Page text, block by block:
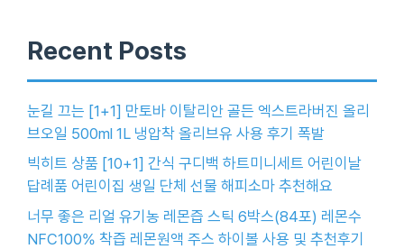
Recent Posts
눈길 끄는 [1+1] 만토바 이탈리안 골든 엑스트라버진 올리
브오일 500ml 1L 냉압착 올리브유 사용 후기 폭발
빅히트 상품 [10+1] 간식 구디백 하트미니세트 어린이날
답례품 어린이집 생일 단체 선물 해피소마 추천해요
너무 좋은 리얼 유기농 레몬즙 스틱 6박스(84포) 레몬수
NFC100% 착즙 레몬원액 주스 하이볼 사용 및 추천후기